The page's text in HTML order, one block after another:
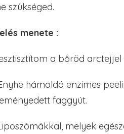
szükséged.
menete :
a bőröd arctejjel
hámoldó enzimes
faggyút.
melyek